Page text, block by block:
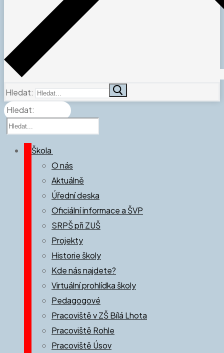
Hledat:
Hledat:
Škola
O nás
Aktuálně
Úřední deska
Oficiální informace a ŠVP
SRPŠ při ZUŠ
Projekty
Historie školy
Kde nás najdete?
Virtuální prohlídka školy
Pedagogové
Pracoviště v ZŠ Bílá Lhota
Pracoviště Rohle
Pracoviště Úsov